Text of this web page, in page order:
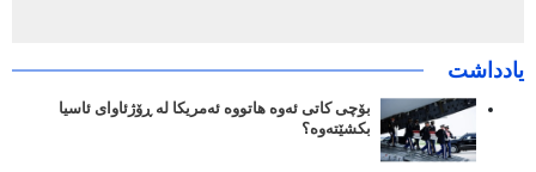
یادداشت
بۆچی کاتی ئەوە هاتووە ئەمریکا لە ڕۆژئاوای ئاسیا
بکشێتەوە؟